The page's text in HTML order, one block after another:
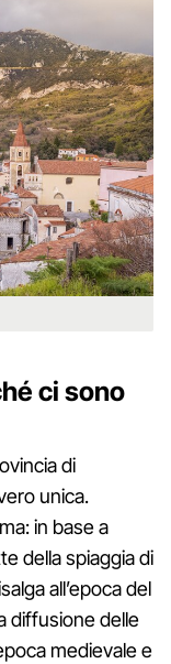
ci sono
di
unica.
in base a
della spiaggia di
all’epoca del
diffusione delle
medievale e